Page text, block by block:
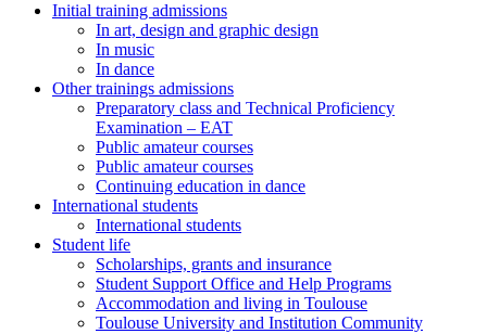
Initial training admissions
In art, design and graphic design
In music
In dance
Other trainings admissions
Preparatory class and Technical Proficiency
Examination – EAT
Public amateur courses
Public amateur courses
Continuing education in dance
International students
International students
Student life
Scholarships, grants and insurance
Student Support Office and Help Programs
Accommodation and living in Toulouse
Toulouse University and Institution Community